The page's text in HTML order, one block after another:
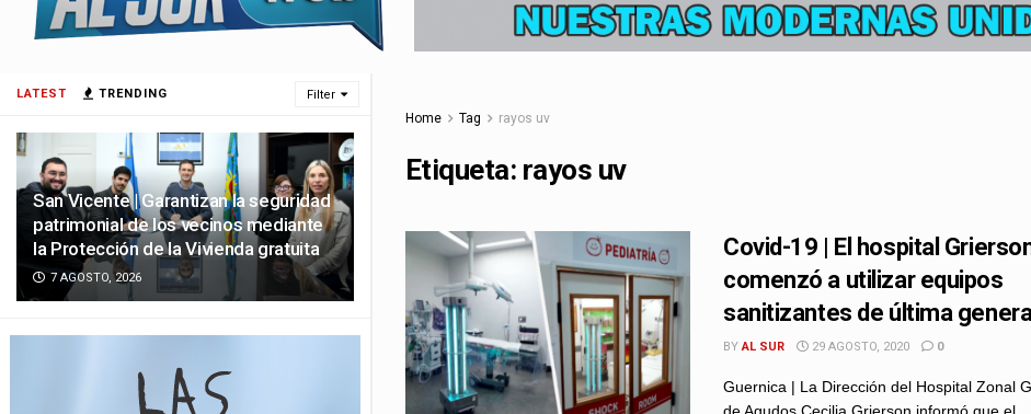
LATEST TRENDING Filter
San Vicente | Garantizan la seguridad
patrimonial de los vecinos mediante
la Protección de la Vivienda gratuita
7 AGOSTO, 2026
Home Tag rayos uv
Etiqueta: rayos uv
Covid-19 | El hospital
comenzó a utilizar equipos
sanitizantes de última
BY AL SUR 29 AGOSTO, 2020 0
Guernica | La Dirección del Hospital Zonal